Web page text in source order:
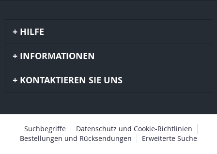
HILFE
INFORMATIONEN
KONTAKTIEREN SIE UNS
Suchbegriffe
Datenschutz und Cookie-Richtlinien
Bestellungen und Rücksendungen
Erweiterte Suche